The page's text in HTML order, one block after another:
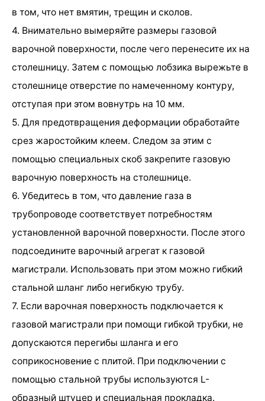
в том, что нет вмятин, трещин и сколов.
4. Внимательно вымеряйте размеры газовой
варочной поверхности, после чего перенесите их на
столешницу. Затем с помощью лобзика вырежьте в
столешнице отверстие по намеченному контуру,
отступая при этом вовнутрь на 10 мм.
5. Для предотвращения деформации обработайте
срез жаростойким клеем. Следом за этим с
помощью специальных скоб закрепите газовую
варочную поверхность на столешнице.
6. Убедитесь в том, что давление газа в
трубопроводе соответствует потребностям
установленной варочной поверхности. После этого
подсоедините варочный агрегат к газовой
магистрали. Использовать при этом можно гибкий
стальной шланг либо негибкую трубу.
7. Если варочная поверхность подключается к
газовой магистрали при помощи гибкой трубки, не
допускаются перегибы шланга и его
соприкосновение с плитой. При подключении с
помощью стальной трубы используются L-
образный штуцер и специальная прокладка.